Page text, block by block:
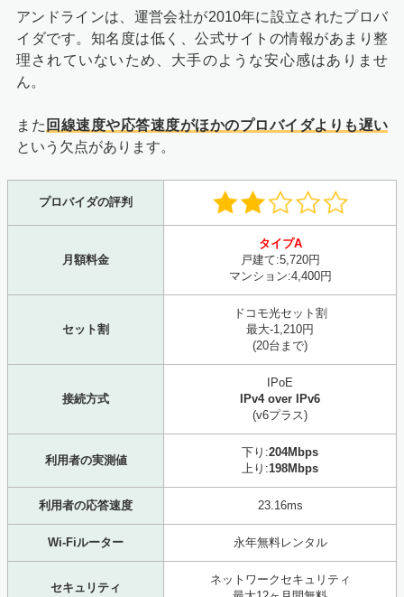
アンドラインは、運営会社が2010年に設立されたプロバ
イダです。知名度は低く、公式サイトの情報があまり整
理されていないため、大手のような安心感はありませ
ん。
また 回線速度や応答速度がほかのプロバイダよりも遅い
という欠点があります。
プロバイダの評判
月額料金
タイプA
戸建て:5,720円
マンション:4,400円
セット割
ドコモ光セット割
最大-1,210円
(20台まで)
接続方式
IPoE
IPv4 over IPv6
(v6プラス)
利用者の実測値
下り:204Mbps
上り:198Mbps
利用者の応答速度 23.16ms
Wi-Fiルーター 永年無料レンタル
セキュリティ
ネットワークセキュリティ